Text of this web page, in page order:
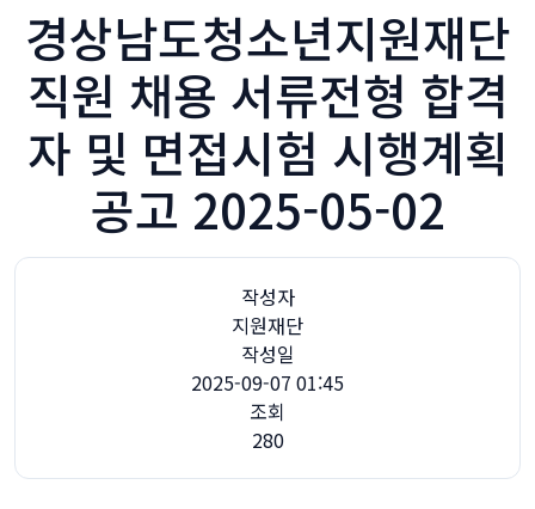
경상남도청소년지원재단
직원 채용 서류전형 합격
자 및 면접시험 시행계획
공고 2025-05-02
작성자
지원재단
작성일
2025-09-07 01:45
조회
280